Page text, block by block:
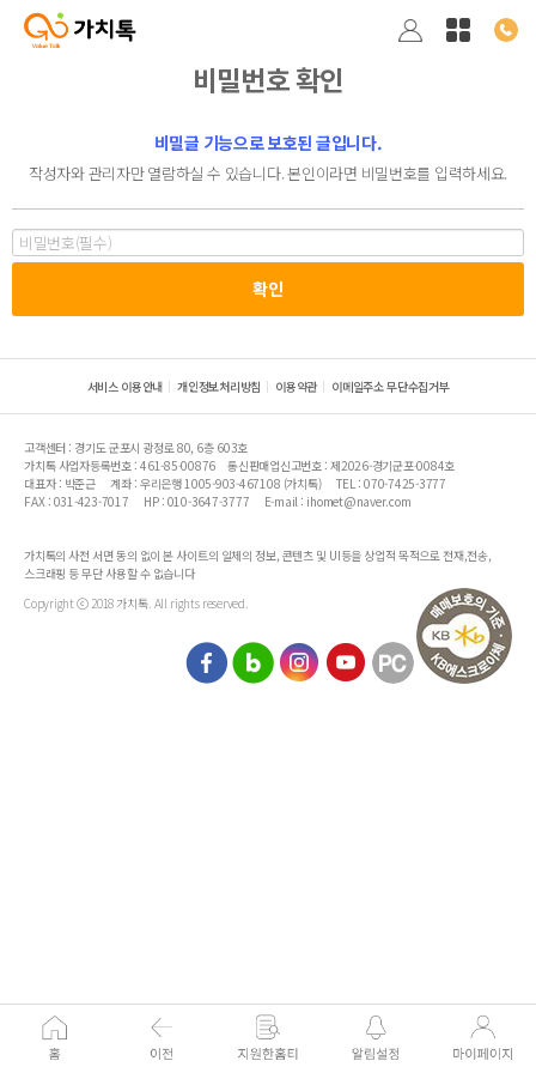
비밀번호 확인
비밀글 기능으로 보호된 글입니다.
작성자와 관리자만 열람하실 수 있습니다. 본인이라면 비밀번호를 입력하세요.
서비스 이용안내 개인정보처리방침 이용약관 이메일주소 무단수집거부
고객센터 : 경기도 군포시 광정로 80, 6층 603호
가치톡 사업자등록번호 : 461-85-00876
통신판매업신고번호 : 제2026-경기군포-0084호
대표자 : 박준근
계좌 : 우리은행 1005-903-467108 (가치톡)
TEL : 070-7425-3777
FAX : 031-423-7017
HP : 010-3647-3777 E-mail : ihomet@naver.com
가치톡의 사전 서면 동의 없이 본 사이트의 일체의 정보, 콘텐츠 및 UI등을 상업적 목적으로 전재,전송,
스크래핑 등 무단 사용할 수 없습니다
Copyright ⓒ 2018 가치톡. All rights reserved.